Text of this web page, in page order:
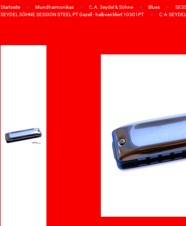
Startseite » Mundharmonikas » C.A. Seydel & Söhne » Blues »
SEYDEL SÖHNE SESSION STEEL PT Gazell - halbventiliert 10301PT »